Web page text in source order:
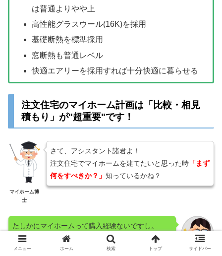
は普通よりやや上
高性能グラスウール(16K)を採用
基礎断熱を標準採用
窓断熱も普通レベル
快適エアリーを採用すれば十分快適に暮らせる
注文住宅のマイホーム計画は「比較・相見
積もり」が"超重要"です！
マイホーム博
士
さて、アシスタント諸君よ！
注文住宅でマイホームを建てたいと思った時「まず
何をすべきか？」 知っているかね？
たしかにマイホームって購入経験ないですし。
まずなにからすればいいのかわからないですね…。
メニュー ホーム 検索 トップ サイドバー